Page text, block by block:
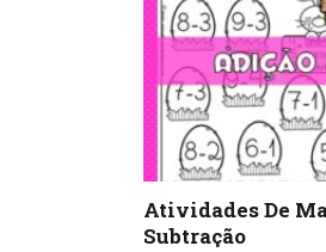
Atividades De
Subtração